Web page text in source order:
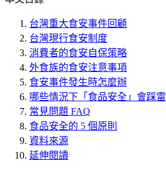
台灣重大食安事件回顧
台灣現行食安制度
消費者的食安自保策略
外食族的食安注意事項
食安事件發生時怎麼辦
哪些情況下「食品安全」會踩雷
常見問題 FAQ
食品安全的 5 個原則
資料來源
延伸閱讀